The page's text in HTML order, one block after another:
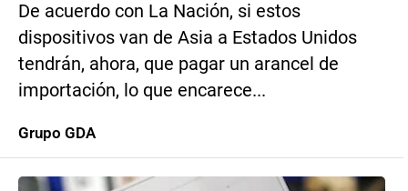
De acuerdo con La Nación, si estos
dispositivos van de Asia a Estados Unidos
tendrán, ahora, que pagar un arancel de
importación, lo que encarece...
Grupo GDA